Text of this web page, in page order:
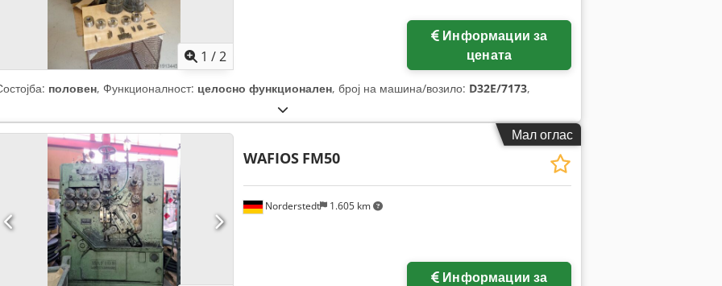
Побарајте повеќе
1 /2
цената
половен, Функционалност: целосно функционален, број на машина/возило: D32E/7173,
Мал оглас
Norderstedt 1.605 km
WAFIOS FM50